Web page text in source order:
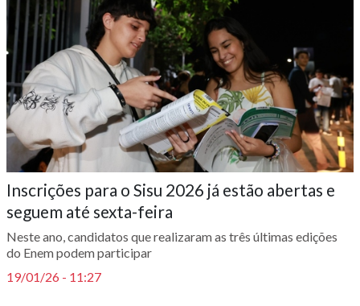
Inscrições para o Sisu 2026 já estão abertas e
seguem até sexta-feira
Neste ano, candidatos que realizaram as três últimas edições
do Enem podem participar
19/01/26 - 11:27